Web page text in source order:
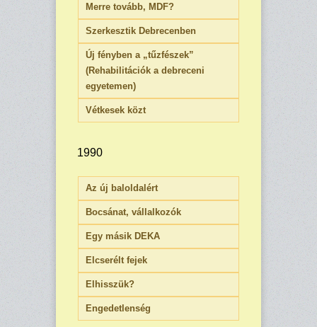
Merre tovább, MDF?
Szerkesztik Debrecenben
Új fényben a „tűzfészek”
(Rehabilitációk a debreceni
egyetemen)
Vétkesek közt
1990
Az új baloldalért
Bocsánat, vállalkozók
Egy másik DEKA
Elcserélt fejek
Elhisszük?
Engedetlenség